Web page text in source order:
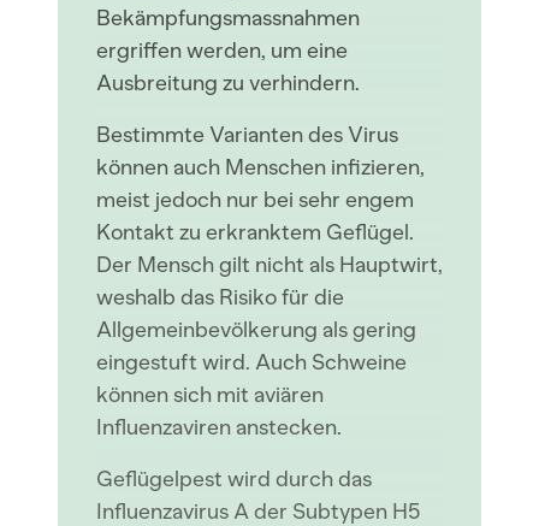
Bekämpfungsmassnahmen
ergriffen werden, um eine
Ausbreitung zu verhindern.
Bestimmte Varianten des Virus
können auch Menschen infizieren,
meist jedoch nur bei sehr engem
Kontakt zu erkranktem Geflügel.
Der Mensch gilt nicht als Hauptwirt,
weshalb das Risiko für die
Allgemeinbevölkerung als gering
eingestuft wird. Auch Schweine
können sich mit aviären
Influenzaviren anstecken.
Geflügelpest wird durch das
Influenzavirus A der Subtypen H5